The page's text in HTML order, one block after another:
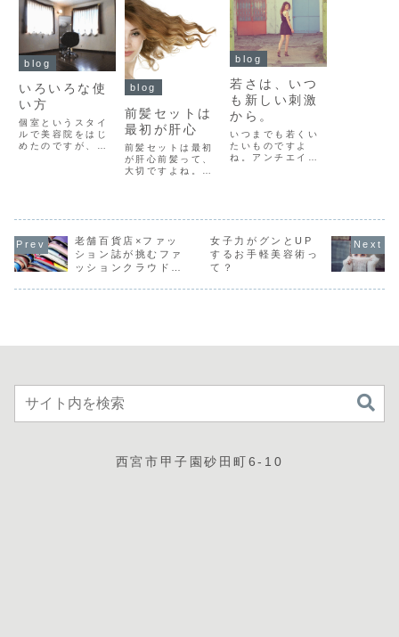
blog
いろいろな使
い方
個室というスタイ
ルで美容院をはじ
めたのですが、こ
いと思っていまし
た。すると、いろ
いろな方から問い
合わせをいただく
blog
前髪セットは
最初が肝心
前髪セットは最初
が肝心前髪って、
大切ですよね。顔
す。鏡を見ると、
まず見えるのは、
前髪と顔のバラン
ス。どうしても、
blog
若さは、いつ
も新しい刺激
から。
いつまでも若くい
たいものですよ
ね。アンチエイジ
む人は、それらを
どんどんと吸収し
ていきます。この
老舗百貨店×ファッ
ション誌が挑むファ
ッションクラウドフ
女子力がグンとUP
するお手軽美容術っ
て？
西宮市甲子園砂田町6-10